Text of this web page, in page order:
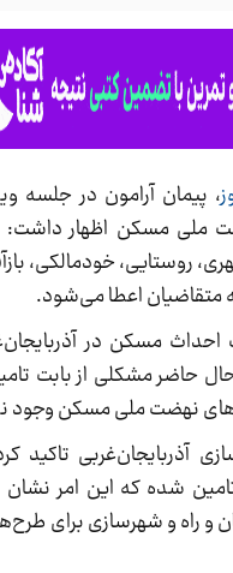
، پیمان آرامون در جلسه
ملی مسکن اظهار داشت:
خودمالکی،
اعطا می‌شود.
مسکن در
حاضر مشکلی از بابت
نهضت ملی مسکن وجود
آذربایجان‌غربی تاکید
شده که این امر
و راه و شهرسازی برای